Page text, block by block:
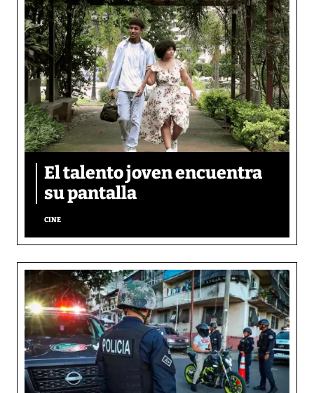
El talento joven encuentra
su pantalla​
CINE